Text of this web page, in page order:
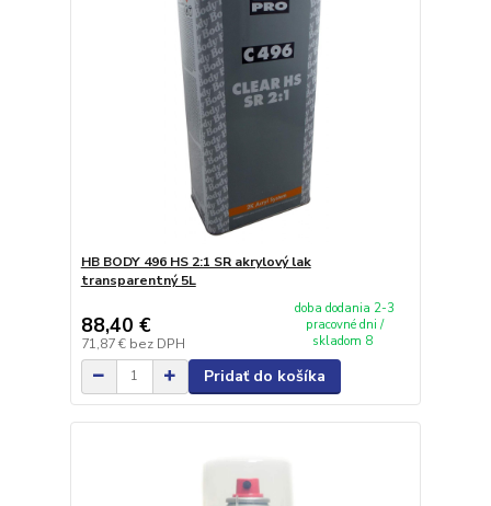
HB BODY 496 HS 2:1 SR akrylový lak
transparentný 5L
88,40 €
71,87 € bez DPH
doba dodania 2-3
pracovné dni /
skladom 8
Pridať do košíka